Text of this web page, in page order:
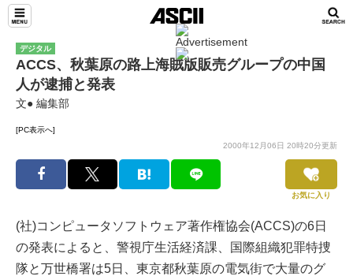
デジタル
ACCS、秋葉原の路上海賊版販売グループの中国
人が逮捕と発表
文● 編集部
[PC表示へ]
2000年12月06日 20時20分更新
お気に入り
(社)コンピュータソフトウェア著作権協会(ACCS)の6日
の発表によると、警視庁生活経済課、国際組織犯罪特捜
隊と万世橋署は5日、東京都秋葉原の電気街で大量のグ